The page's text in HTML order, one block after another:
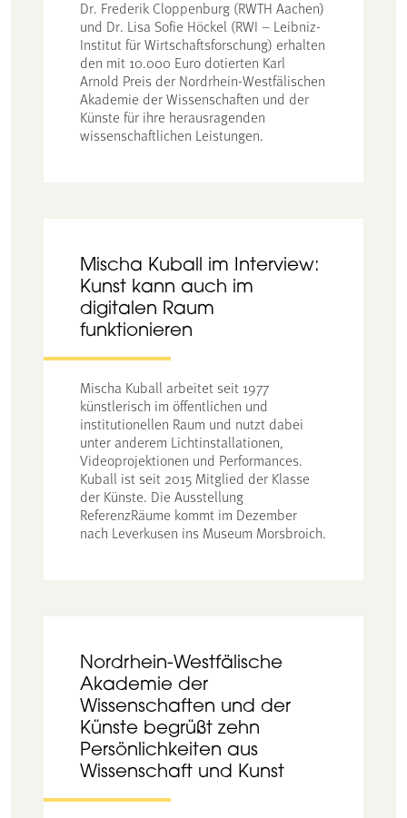
Dr. Frederik Cloppenburg (RWTH Aachen)
und Dr. Lisa Sofie Höckel (RWI – Leibniz-
Institut für Wirtschaftsforschung) erhalten
den mit 10.000 Euro dotierten Karl
Arnold Preis der Nordrhein-Westfälischen
Akademie der Wissenschaften und der
Künste für ihre herausragenden
wissenschaftlichen Leistungen.
Mischa Kuball im Interview:
Kunst kann auch im
digitalen Raum
funktionieren
Mischa Kuball arbeitet seit 1977
künstlerisch im öffentlichen und
institutionellen Raum und nutzt dabei
unter anderem Lichtinstallationen,
Videoprojektionen und Performances.
Kuball ist seit 2015 Mitglied der Klasse
der Künste. Die Ausstellung
ReferenzRäume kommt im Dezember
nach Leverkusen ins Museum Morsbroich.
Nordrhein-Westfälische
Akademie der
Wissenschaften und der
Künste begrüßt zehn
Persönlichkeiten aus
Wissenschaft und Kunst